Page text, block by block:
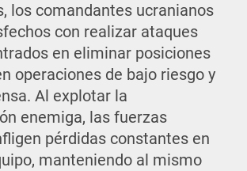
los comandantes ucranianos
con realizar ataques
en eliminar posiciones
operaciones de bajo riesgo y
Al explotar la
enemiga, las fuerzas
pérdidas constantes en
manteniendo al mismo